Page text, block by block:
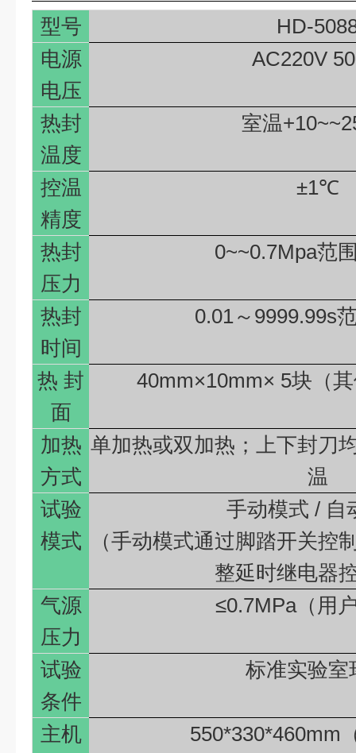
型号
HD-
电源
电压
AC220V
热封
温度
室温
控温
精度
±1℃
热封
压力
0~~0.7Mpa范
热封
时间
0.01～ 9999.99s
热 封
面
40mm×10mm× 5块（
加热
方式
单加热或双加热；上下封刀
温
试验
模式
手动模式 / 自
（手动模式通过脚踏开关控
整延时继电器
气源
压力
≤0.7MPa（用
试验
条件
标准实验室
主机
550*330*460mm